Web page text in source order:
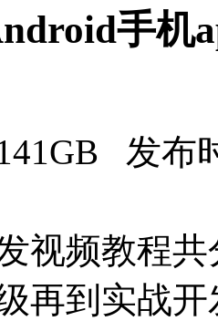
手机
发
视频教程
再到实战